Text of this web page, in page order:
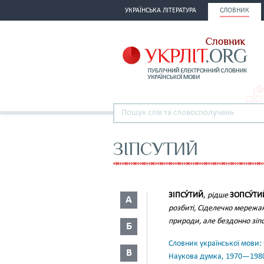
УКРАЇНСЬКА ЛІТЕРАТУРА СЛОВНИК
ЗІПСУТИЙ
А
Б
В
ЗІПСУ́ТИЙ, рідше
розбиті, Сіделечко
природи, але бездонно
Словник української
Наукова думка,